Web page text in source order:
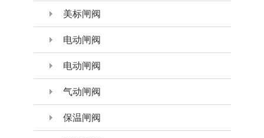
美标闸阀
电动闸阀
电动闸阀
气动闸阀
保温闸阀